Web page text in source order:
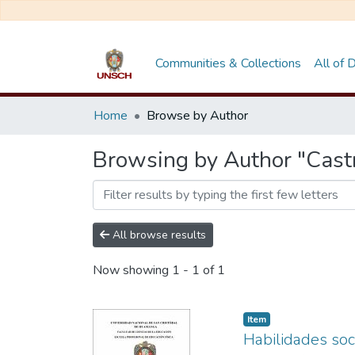
Communities & Collections All of
Home Browse by Author
Browsing by Author
All browse results
Now showing 1 - 1 of 1
Item
Habilidades